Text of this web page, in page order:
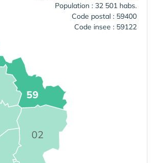
Population : 32 501 habs.
Code postal : 59400
Code insee : 59122
02
59